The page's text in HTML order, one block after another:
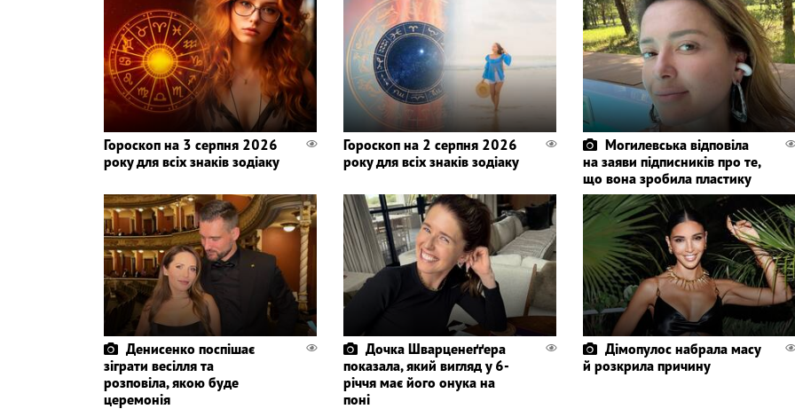
Гороскоп на 3 серпня 2026
року для всіх знаків зодіаку
Гороскоп на 2 серпня 2026
року для всіх знаків зодіаку
Могилевська відповіла
на заяви підписників про те,
що вона зробила пластику
Денисенко поспішає
зіграти весілля та
розповіла, якою буде
церемонія
Дочка Шварценеґґера
показала, який вигляд у 6-
річчя має його онука на
поні
Дімопулос набрала масу
й розкрила причину